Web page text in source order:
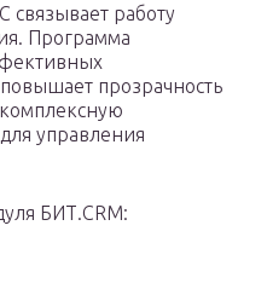
связывает работу
Программа
прозрачность
управления
БИТ.CRM: